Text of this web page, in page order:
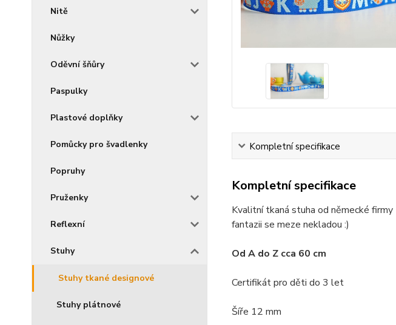
Nitě
Nůžky
Oděvní šňůry
Paspulky
Plastové doplňky
Pomůcky pro švadlenky
Popruhy
Pruženky
Reflexní
Stuhy
Stuhy tkané designové
Stuhy plátnové
Kompletní specifikace
Kompletní specifikace
Kvalitní tkaná stuha od německé firmy
fantazii se meze nekladou :)
Od A do Z cca 60 cm
Certifikát pro děti do 3 let
Šíře 12 mm